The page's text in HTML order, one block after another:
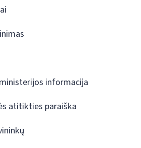
informacija
atitikties paraiška